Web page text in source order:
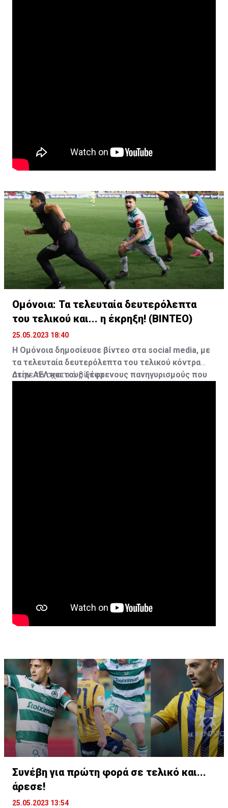
Ομόνοια: Τα τελευταία δευτερόλεπτα
του τελικού και... η έκρηξη! (ΒΙΝΤΕΟ)
25.05.2023 18:40
Η Ομόνοια δημοσίευσε βίντεο στα social media, με
τα τελευταία δευτερόλεπτα του τελικού κόντρα
στην ΑΕΛ και τους ξέφρενους πανηγυρισμούς που
Δείτε το σχετικό βίντεο:
Συνέβη για πρώτη φορά σε τελικό και...
άρεσε!
25.05.2023 13:54